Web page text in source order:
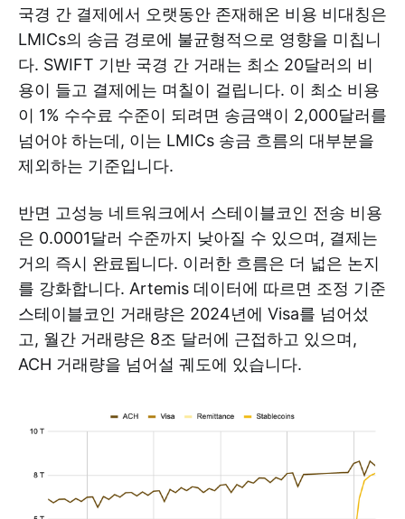
국경 간 결제에서 오랫동안 존재해온 비용 비대칭은
LMICs의 송금 경로에 불균형적으로 영향을 미칩니
다. SWIFT 기반 국경 간 거래는 최소 20달러의 비
용이 들고 결제에는 며칠이 걸립니다. 이 최소 비용
이 1% 수수료 수준이 되려면 송금액이 2,000달러를
넘어야 하는데, 이는 LMICs 송금 흐름의 대부분을
제외하는 기준입니다.
반면 고성능 네트워크에서 스테이블코인 전송 비용
은 0.0001달러 수준까지 낮아질 수 있으며, 결제는
거의 즉시 완료됩니다. 이러한 흐름은 더 넓은 논지
를 강화합니다. Artemis 데이터에 따르면 조정 기준
스테이블코인 거래량은 2024년에 Visa를 넘어섰
고, 월간 거래량은 8조 달러에 근접하고 있으며,
ACH 거래량을 넘어설 궤도에 있습니다.